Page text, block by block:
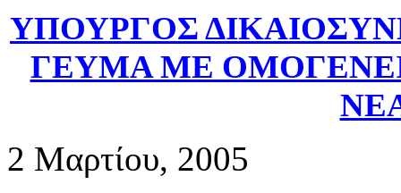
ΥΠΟΥΡΓΟΣ
ΓΕΥΜΑ ΜΕ
2 Μαρτίου, 2005